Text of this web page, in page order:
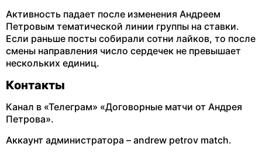
Активность падает после изменения Андреем
Петровым тематической линии группы на ставки.
Если раньше посты собирали сотни лайков, то после
смены направления число сердечек не превышает
нескольких единиц.
Контакты
Канал в «Телеграм» «Договорные матчи от Андрея
Петрова».
Аккаунт администратора – andrew petrov match.